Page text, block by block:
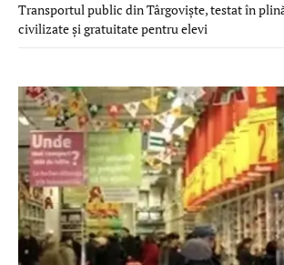
Transportul public din Târgoviște, testat în
civilizate și gratuitate pentru elevi